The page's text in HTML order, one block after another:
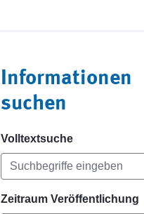
Informationen
suchen
Volltextsuche
Zeitraum Veröffentlichung